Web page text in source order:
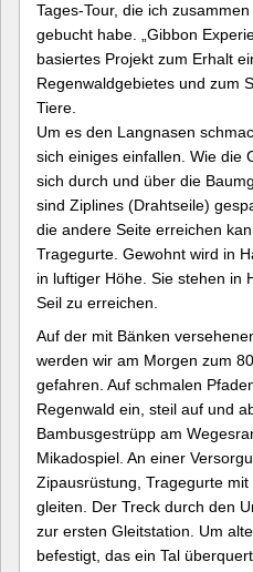
Tages-Tour, die ich
gebucht habe. „Gibbon
basiertes Projekt zum Erhalt
Regenwaldgebietes und zum
Tiere.
Um es den Langnasen
sich einiges einfallen. Wie die
sich durch und über die
sind Ziplines (Drahtseile)
die andere Seite erreichen
Tragegurte. Gewohnt wird in
in luftiger Höhe. Sie stehen in
Seil zu erreichen.
Auf der mit Bänken
werden wir am Morgen zum
gefahren. Auf schmalen
Regenwald ein, steil auf und
Bambusgestrüpp am
Mikadospiel. An einer
Zipausrüstung, Tragegurte
gleiten. Der Treck durch den
zur ersten Gleitstation. Um
befestigt, das ein Tal